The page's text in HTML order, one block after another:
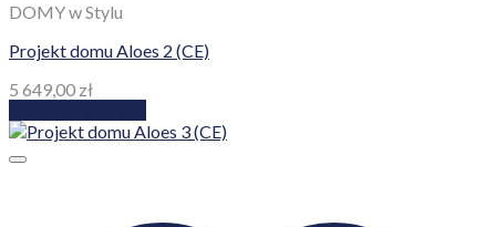
DOMY w Stylu
Projekt domu Aloes 2 (CE)
5 649,00 zł